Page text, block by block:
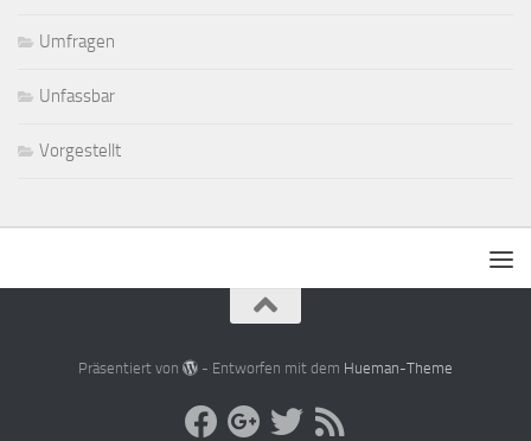
Umfragen
Unfassbar
Vorgestellt
Präsentiert von - Entworfen mit dem Hueman-Theme